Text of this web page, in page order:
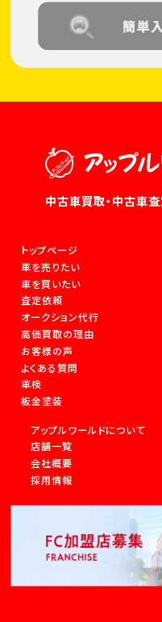
中古車買取・中古車
トップページ
車を売りたい
車を買いたい
査定依頼
オークション代行
高価買取の理由
お客様の声
よくある質問
車検
板金塗装
アップルワールドについて
店舗一覧
会社概要
採用情報